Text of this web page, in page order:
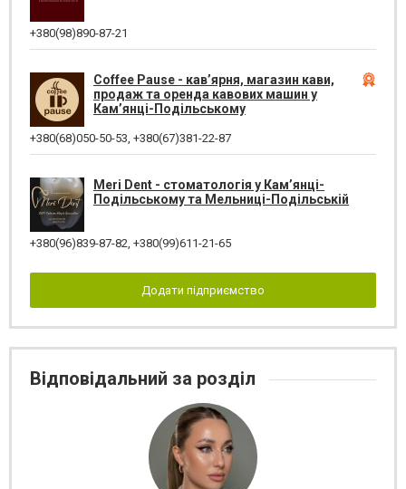
+380(98)890-87-21
Coffee Pause - кав’ярня, магазин кави,
продаж та оренда кавових машин у
Кам’янці-Подільському
+380(68)050-50-53 +380(67)381-22-87
Meri Dent - стоматологія у Кам’янці-
Подільському та Мельниці-Подільській
+380(96)839-87-82 +380(99)611-21-65
Додати підприємство
Відповідальний за розділ